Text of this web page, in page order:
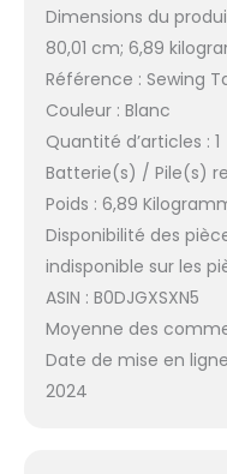
Dimensions du
80,01 cm; 6,89
Référence : Sewing
Couleur : Blanc
Quantité d’articles : 1
Batterie(s) / Pile(s)
Poids : 6,89
Disponibilité des
indisponible sur les
ASIN : B0DJGXSXN5
Moyenne des
Date de mise en
2024